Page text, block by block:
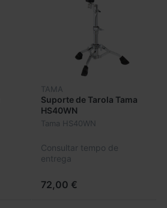
TAMA
Suporte de Tarola Tama
HS40WN
Tama HS40WN
Consultar tempo de
entrega
72,00 €